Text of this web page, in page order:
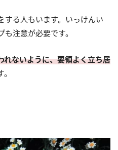
する人もいます。いっけんい
注意が必要です。
れないように、要領よく立ち居